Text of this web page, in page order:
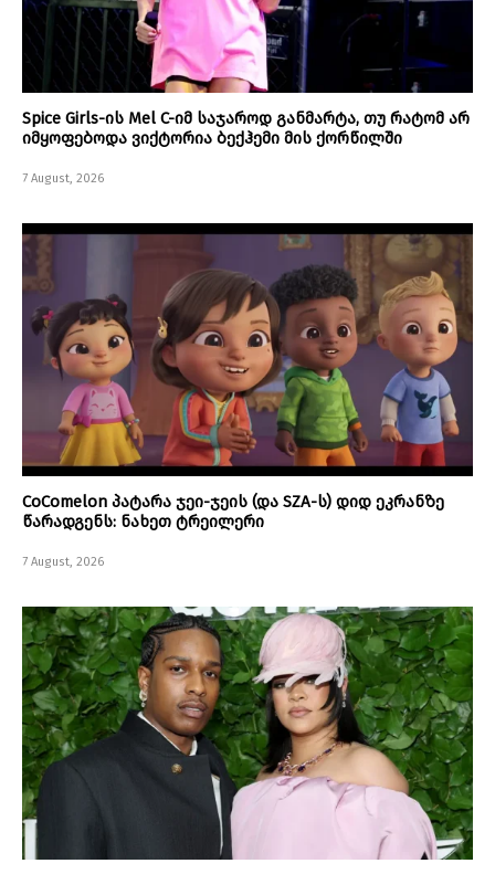
Spice Girls-ის Mel C-იმ საჯაროდ განმარტა, თუ რატომ არ
იმყოფებოდა ვიქტორია ბექჰემი მის ქორწილში
7 August, 2026
CoComelon პატარა ჯეი-ჯეის (და SZA-ს) დიდ ეკრანზე
წარადგენს: ნახეთ ტრეილერი
7 August, 2026